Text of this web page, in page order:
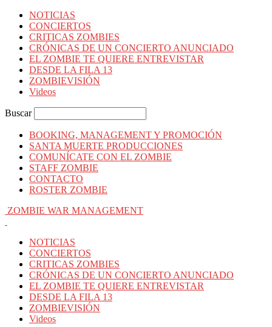
NOTICIAS
CONCIERTOS
CRITICAS ZOMBIES
CRÓNICAS DE UN CONCIERTO ANUNCIADO
EL ZOMBIE TE QUIERE ENTREVISTAR
DESDE LA FILA 13
ZOMBIEVISIÓN
Videos
Buscar
BOOKING, MANAGEMENT Y PROMOCIÓN
SANTA MUERTE PRODUCCIONES
COMUNÍCATE CON EL ZOMBIE
STAFF ZOMBIE
CONTACTO
ROSTER ZOMBIE
ZOMBIE WAR MANAGEMENT
NOTICIAS
CONCIERTOS
CRITICAS ZOMBIES
CRÓNICAS DE UN CONCIERTO ANUNCIADO
EL ZOMBIE TE QUIERE ENTREVISTAR
DESDE LA FILA 13
ZOMBIEVISIÓN
Videos